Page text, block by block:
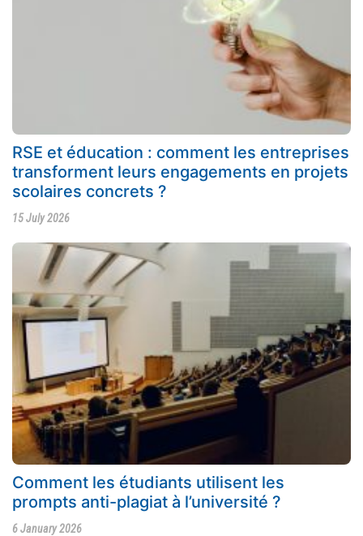
RSE et éducation : comment les entreprises
transforment leurs engagements en projets
scolaires concrets ?
15 July 2026
Comment les étudiants utilisent les
prompts anti-plagiat à l’université ?
6 January 2026